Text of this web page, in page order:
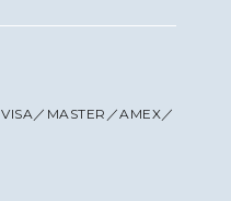
／MASTER／AMEX／